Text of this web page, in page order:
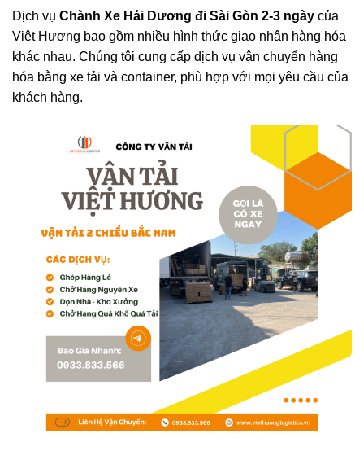
Dịch vụ Chành Xe Hải Dương đi Sài Gòn 2-3 ngày của
Việt Hương bao gồm nhiều hình thức giao nhận hàng hóa
khác nhau. Chúng tôi cung cấp dịch vụ vận chuyển hàng
hóa bằng xe tải và container, phù hợp với mọi yêu cầu của
khách hàng.